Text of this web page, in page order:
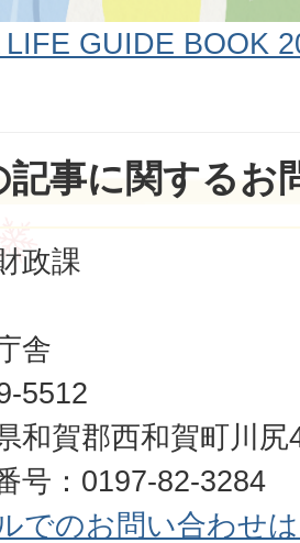
LIFE GUIDE BOOK
記事に関するお
政課
舎
5512
和賀郡西和賀町川
号：0197-82-3284
でのお問い合わせ